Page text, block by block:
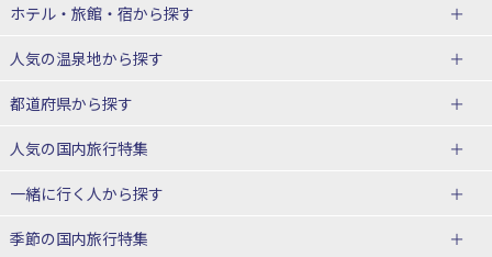
北海道
東北
青森県
宮城県
山形県
関東
ホテル・旅館・宿から探す
北海道ホテル・旅館
青森県ホテル・旅館
宮城県ホテル・旅館
山形県ホテル・旅館
人気の温泉地から探す
北海道
湯の川温泉(北海道)
十勝川温泉(北海道)
洞爺湖温泉(北海道)
都道府県から探す
北海道旅行・ツアー
東北
人気の国内旅行特集
東京ディズニーリゾート®への旅
ユニバーサル・スタジオ・ジャパ
一緒に行く人から探す
一人旅 国内版
季節の国内旅行特集